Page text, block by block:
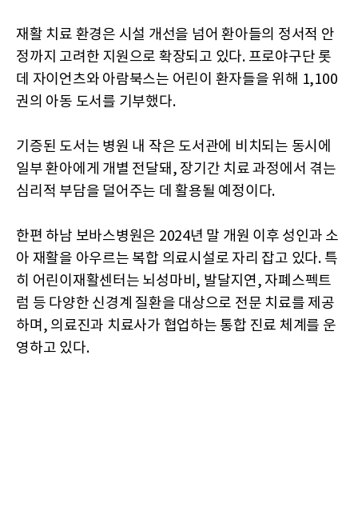
재활 치료 환경은 시설 개선을 넘어 환아들의 정서적 안
정까지 고려한 지원으로 확장되고 있다. 프로야구단 롯
데 자이언츠와 아람북스는 어린이 환자들을 위해 1,100
권의 아동 도서를 기부했다.
기증된 도서는 병원 내 작은 도서관에 비치되는 동시에
일부 환아에게 개별 전달돼, 장기간 치료 과정에서 겪는
심리적 부담을 덜어주는 데 활용될 예정이다.
한편 하남 보바스병원은 2024년 말 개원 이후 성인과 소
아 재활을 아우르는 복합 의료시설로 자리 잡고 있다. 특
히 어린이재활센터는 뇌성마비, 발달지연, 자폐스펙트
럼 등 다양한 신경계 질환을 대상으로 전문 치료를 제공
하며, 의료진과 치료사가 협업하는 통합 진료 체계를 운
영하고 있다.